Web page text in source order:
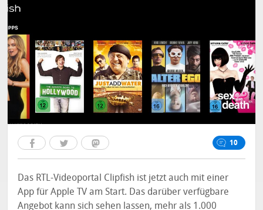
10
Das RTL-Videoportal Clipfish ist jetzt auch mit einer
App für Apple TV am Start. Das darüber verfügbare
Angebot kann sich sehen lassen, mehr als 1.000